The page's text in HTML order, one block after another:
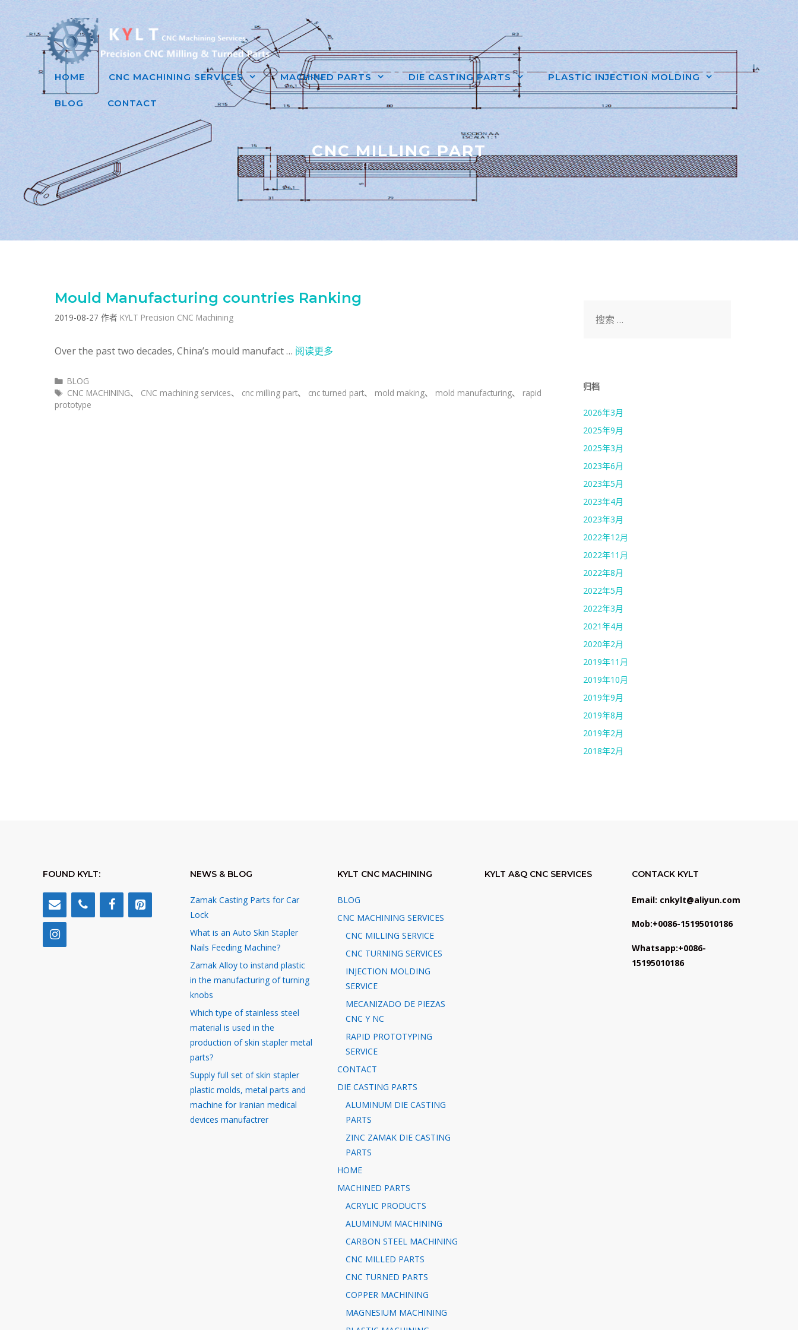
内
容
HOME CNC MACHINING SERVICES MACHINED PARTS DIE CASTING PARTS PLASTIC INJECTION MOLDING
BLOG CONTACT
CNC MILLING PART
Mould Manufacturing countries Ranking
2019-08-27 作者 KYLT Precision CNC Machining
Over the past two decades, China’s mould manufact … 阅读更多
分
类
BLOG
标
签
CNC MACHINING、 CNC machining services、 cnc milling part、 cnc turned part、 mold making、 mold manufacturing、 rapid
prototype
索：
归档
2026年3月
2025年9月
2025年3月
2023年6月
2023年5月
2023年4月
2023年3月
2022年12月
2022年11月
2022年8月
2022年5月
2022年3月
2021年4月
2020年2月
2019年11月
2019年10月
2019年9月
2019年8月
2019年2月
2018年2月
FOUND KYLT: NEWS & BLOG
Zamak Casting Parts for Car
Lock
What is an Auto Skin Stapler
Nails Feeding Machine?
Zamak Alloy to instand plastic
in the manufacturing of turning
knobs
Which type of stainless steel
material is used in the
production of skin stapler metal
parts?
Supply full set of skin stapler
plastic molds, metal parts and
machine for Iranian medical
devices manufactrer
KYLT CNC MACHINING
BLOG
CNC MACHINING SERVICES
CNC MILLING SERVICE
CNC TURNING SERVICES
INJECTION MOLDING
SERVICE
MECANIZADO DE PIEZAS
CNC Y NC
RAPID PROTOTYPING
SERVICE
CONTACT
DIE CASTING PARTS
ALUMINUM DIE CASTING
PARTS
ZINC ZAMAK DIE CASTING
PARTS
HOME
MACHINED PARTS
ACRYLIC PRODUCTS
ALUMINUM MACHINING
CARBON STEEL MACHINING
CNC MILLED PARTS
CNC TURNED PARTS
COPPER MACHINING
MAGNESIUM MACHINING
KYLT A&Q CNC SERVICES CONTACK KYLT
Email: cnkylt@aliyun.com
Mob:+0086-15195010186
Whatsapp:+0086-
15195010186